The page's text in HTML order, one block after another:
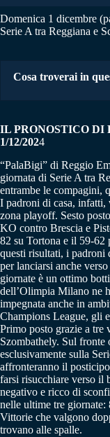
Domenica 1 dicembre
Serie A tra Reggiana e
Cosa troverai in
IL PRONOSTICO DI
1/12/2024
“PalaBigi” di Reggio
giornata di Serie A tra
entrambe le compagini,
I padroni di casa,
zona playoff. Sesto
KO contro Brescia e
82 su Tortona e il 59-62
questi risultati, i padroni
per lanciarsi anche
giornate è un ottimo
dell’Olimpia Milano ne
impegnata anche in
Champions League, gli
Primo posto grazie a tre
Szombathely. Sul fronte
esclusivamente sulla
affronteranno il
farsi risucchiare verso il
negativo e ricco di
nelle ultime tre giornate:
Vittorie che valgono
trovano alle spalle.